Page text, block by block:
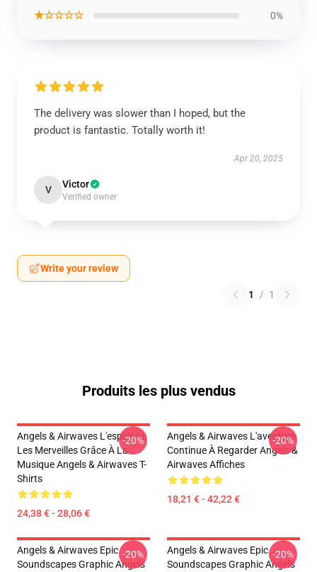
★☆☆☆☆ 0%
The delivery was slower than I hoped, but the
product is fantastic. Totally worth it!
Apr 20, 2025
V Victor
Verified owner
Write your review
1 / 1
Produits les plus vendus
Angels & Airwaves L'espoir Et
Les Merveilles Grâce À La
Musique Angels & Airwaves T-
Shirts
24,38 € - 28,06 €
-20%
Angels & Airwaves L'aventure
Continue À Regarder Angels &
Airwaves Affiches
18,21 € - 42,22 €
-20%
Angels & Airwaves Epic
Soundscapes Graphic Angels
-20%
Angels & Airwaves Epic
Soundscapes Graphic Angels
-20%